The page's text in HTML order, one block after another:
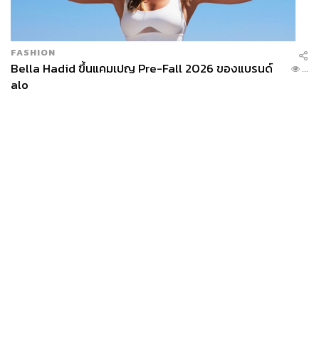
FASHION
Bella Hadid ขึ้นแคมเปญ Pre-Fall 2026 ของแบรนด์
alo
...